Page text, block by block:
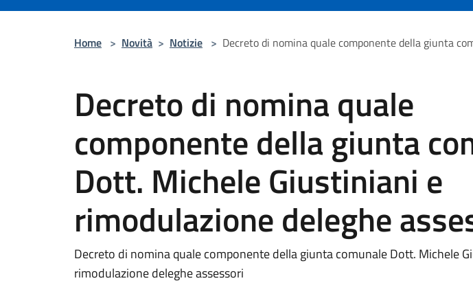
Home > Novità > Notizie > Decreto di nomina quale componente della giunta
Decreto di nomina quale
componente della giunta
Dott. Michele Giustiniani e
rimodulazione deleghe
Decreto di nomina quale componente della giunta comunale Dott. Michele
rimodulazione deleghe assessori